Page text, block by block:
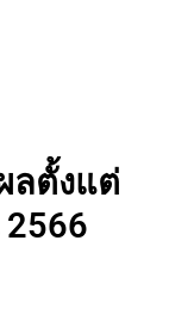
ลตั้งแต่